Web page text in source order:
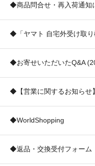
◆商品問合せ・再入荷通知
◆「ヤマト 自宅外受け取
◆お寄せいただいたQ&A
◆【営業に関するお知らせ
◆WorldShopping
◆返品・交換受付フォーム